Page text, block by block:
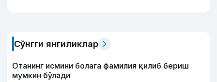
Сўнгги янгиликлар
Отанинг исмини болага фамилия қилиб бериш
мумкин бўлади